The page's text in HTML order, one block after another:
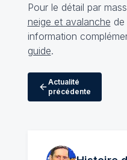
Pour le détail par
neige et avalanche
information
guide.
Actualité
précédente